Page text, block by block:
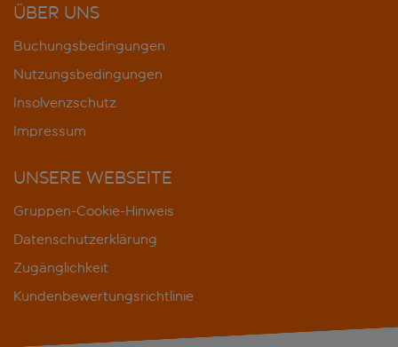
ÜBER UNS
Buchungsbedingungen
Nutzungsbedingungen
Insolvenzschutz
Impressum
UNSERE WEBSEITE
Gruppen-Cookie-Hinweis
Datenschutzerklärung
Zugänglichkeit
Kundenbewertungsrichtlinie